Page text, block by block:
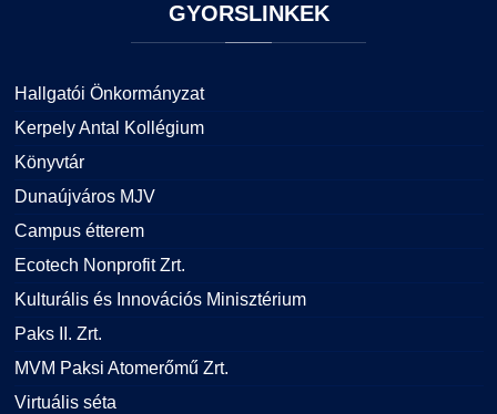
GYORSLINKEK
Hallgatói Önkormányzat
Kerpely Antal Kollégium
Könyvtár
Dunaújváros MJV
Campus étterem
Ecotech Nonprofit Zrt.
Kulturális és Innovációs Minisztérium
Paks II. Zrt.
MVM Paksi Atomerőmű Zrt.
Virtuális séta